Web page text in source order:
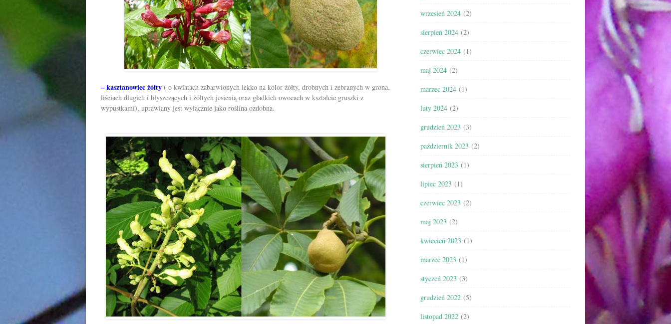
– kasztanowiec żółty ( o kwiatach zabarwionych lekko na kolor żółty, drobnych i zebranych w grona,
liściach długich i błyszczących i żółtych jesienią oraz gładkich owocach w kształcie gruszki z
wypustkami), uprawiany jest wyłącznie jako roślina ozdobna.
wrzesień 2024 (2)
sierpień 2024 (2)
czerwiec 2024 (1)
maj 2024 (2)
marzec 2024 (1)
luty 2024 (2)
grudzień 2023 (3)
październik 2023 (2)
sierpień 2023 (1)
lipiec 2023 (1)
czerwiec 2023 (2)
maj 2023 (2)
kwiecień 2023 (1)
marzec 2023 (1)
styczeń 2023 (3)
grudzień 2022 (5)
listopad 2022 (2)